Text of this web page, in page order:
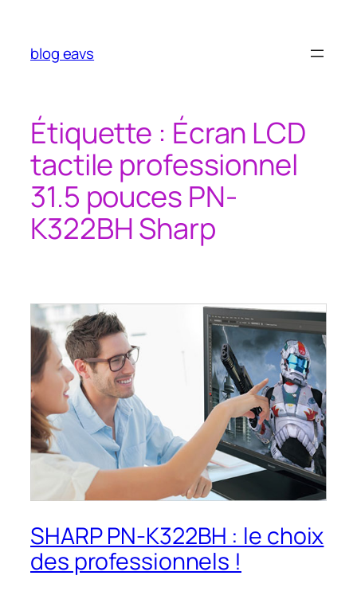
contenu
blog eavs
Étiquette : Écran LCD
tactile professionnel
31.5 pouces PN-
K322BH Sharp
SHARP PN-K322BH : le choix
des professionnels !